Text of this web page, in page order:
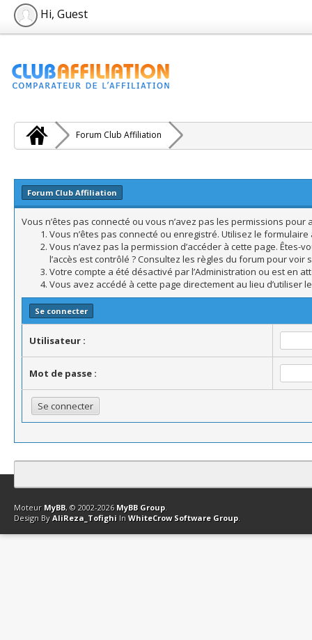
Hi, Guest
Forum Club Affiliation
Forum Club Affiliation
Vous n’êtes pas connecté ou vous n’avez pas les permissions
Vous n’êtes pas connecté ou enregistré. Utilisez le
Vous n’avez pas la permission d’accéder à cette page. Êtes-
l’accès est contrôlé ? Consultez les règles du forum pour
Votre compte a été désactivé par l’Administration ou est en
Vous avez accédé à cette page directement au lieu d’utiliser
Se connecter
Utilisateur :
Mot de passe :
Contact Club Affiliation Retourner en haut Version bas-débit
Moteur MyBB, © 2002-2026 MyBB Group.
Design By AliReza_Tofighi In WhiteCrow Software Group.